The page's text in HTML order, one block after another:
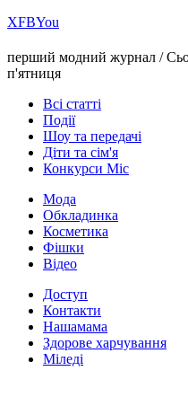
ХFBYou
перший модний журнал /
п'ятниця
Всі статті
Події
Шоу та передачі
Діти та сім'я
Конкурси Міс
Мода
Обкладинка
Косметика
Фішки
Відео
Доступ
Контакти
Нашамама
Здорове харчування
Міледі